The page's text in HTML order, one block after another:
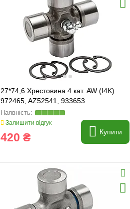
27*74,6 Хрестовина 4 кат. AW (I4K)
972465, AZ52541, 933653
Залишити відгук
420 ₴ Купити